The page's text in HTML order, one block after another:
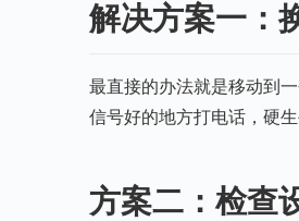
解决方案一：
最直接的办法就是移动到
信号好的地方打电话，硬
方案二：检查